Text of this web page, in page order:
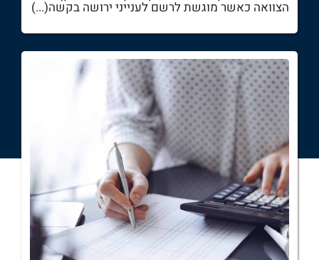
הצוואה כאשר מוגשת לרשם לענייני ירושה בקשה(...)